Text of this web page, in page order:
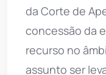
da Corte de
concessão da
recurso no
assunto ser